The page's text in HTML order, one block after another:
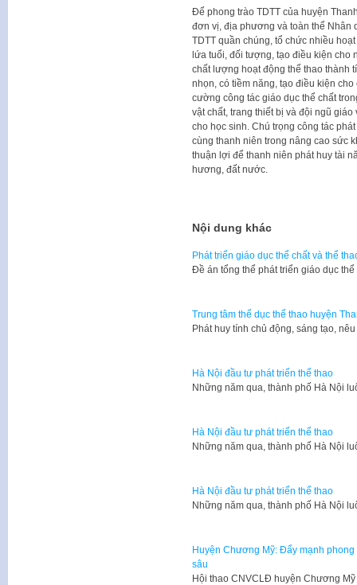
Để phong trào TDTT của huyện
đơn vị, địa phương và toàn thể Nhân
TDTT quần chúng, tổ chức nhiều
lứa tuổi, đối tượng, tạo điều kiện cho
chất lượng hoạt động thể thao thành
nhọn, có tiềm năng, tạo điều kiện
cường công tác giáo dục thể chất
vật chất, trang thiết bị và đội ngũ
cho học sinh. Chú trọng công tác
cùng thanh niên trong nâng cao sức
thuận lợi để thanh niên phát huy tài
hương, đất nước.
Nội dung khác
Phát triển giáo dục thể chất và thể
Đề án tổng thể phát triển giáo dục
Trung tâm thể dục thể thao huyện
Phát huy tính chủ động, sáng tạo,
Hà Nội đầu tư phát triển thể thao
Những năm qua, thành phố Hà Nội
Hà Nội đầu tư phát triển thể thao
Những năm qua, thành phố Hà Nội
Hà Nội đầu tư phát triển thể thao
Những năm qua, thành phố Hà Nội
Huyện Chương Mỹ: Đẩy mạnh
sâu
Hội thao CNVCLĐ huyện Chương